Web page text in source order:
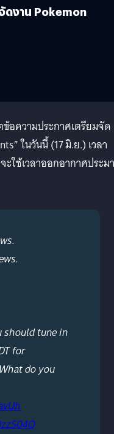
ดงาน Pokemon
อความประกาศเตรียมจัด
ในวันนี้ (17 มิ.ย.) เวลา
ะใช้เวลาออกอากาศประ
should tune in
for
do you